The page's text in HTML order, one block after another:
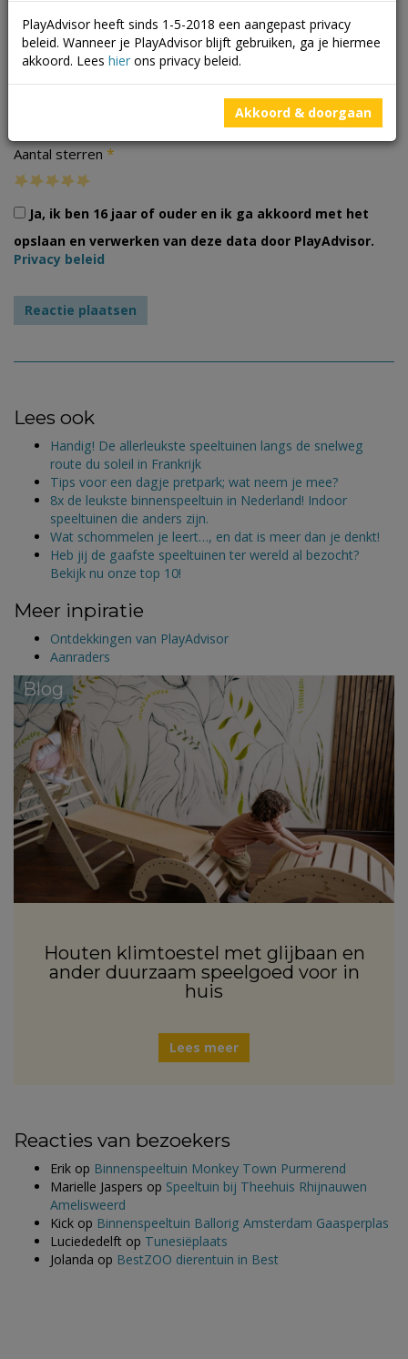
Aantal sterren *
Ja, ik ben 16 jaar of ouder en ik ga akkoord met het
opslaan en verwerken van deze data door PlayAdvisor.
Privacy beleid
Lees ook
Handig! De allerleukste speeltuinen langs de snelweg
route du soleil in Frankrijk
Tips voor een dagje pretpark; wat neem je mee?
8x de leukste binnenspeeltuin in Nederland! Indoor
speeltuinen die anders zijn.
Wat schommelen je leert…, en dat is meer dan je denkt!
Heb jij de gaafste speeltuinen ter wereld al bezocht?
Bekijk nu onze top 10!
Meer inpiratie
Ontdekkingen van PlayAdvisor
Aanraders
Blog
Houten klimtoestel met glijbaan en
ander duurzaam speelgoed voor in
huis
Lees meer
Reacties van bezoekers
Erik op Binnenspeeltuin Monkey Town Purmerend
Marielle Jaspers op Speeltuin bij Theehuis Rhijnauwen
Amelisweerd
Kick op Binnenspeeltuin Ballorig Amsterdam Gaasperplas
Luciededelft op Tunesiëplaats
Jolanda op BestZOO dierentuin in Best
PlayAdvisor heeft sinds 1-5-2018 een aangepast privacy
beleid. Wanneer je PlayAdvisor blijft gebruiken, ga je hiermee
akkoord. Lees hier ons privacy beleid.
Akkoord & doorgaan